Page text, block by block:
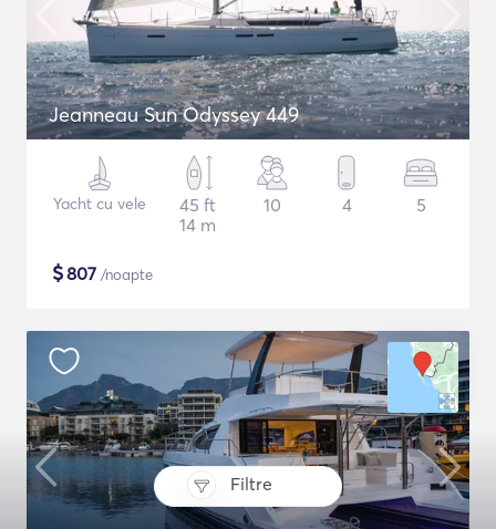
Filtre
Jeanneau Sun Odyssey 449
Yacht cu vele
45 ft
14 m
10 4 5
$807 /noapte